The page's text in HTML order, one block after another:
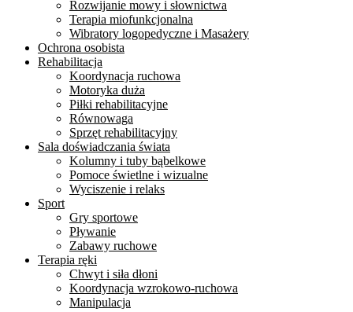
Rozwijanie mowy i słownictwa
Terapia miofunkcjonalna
Wibratory logopedyczne i Masażery
Ochrona osobista
Rehabilitacja
Koordynacja ruchowa
Motoryka duża
Piłki rehabilitacyjne
Równowaga
Sprzęt rehabilitacyjny
Sala doświadczania świata
Kolumny i tuby bąbelkowe
Pomoce świetlne i wizualne
Wyciszenie i relaks
Sport
Gry sportowe
Pływanie
Zabawy ruchowe
Terapia ręki
Chwyt i siła dłoni
Koordynacja wzrokowo-ruchowa
Manipulacja